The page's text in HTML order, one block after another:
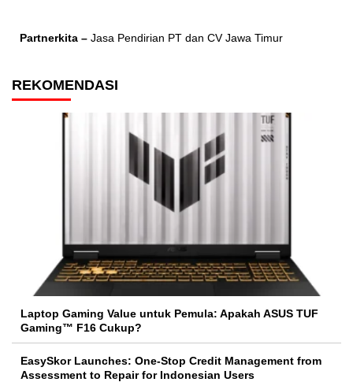
Partnerkita – Jasa Pendirian PT dan CV Jawa Timur
REKOMENDASI
Laptop Gaming Value untuk Pemula: Apakah ASUS TUF
Gaming™ F16 Cukup?
EasySkor Launches: One-Stop Credit Management from
Assessment to Repair for Indonesian Users